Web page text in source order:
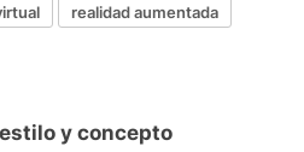
realidad aumentada
y concepto